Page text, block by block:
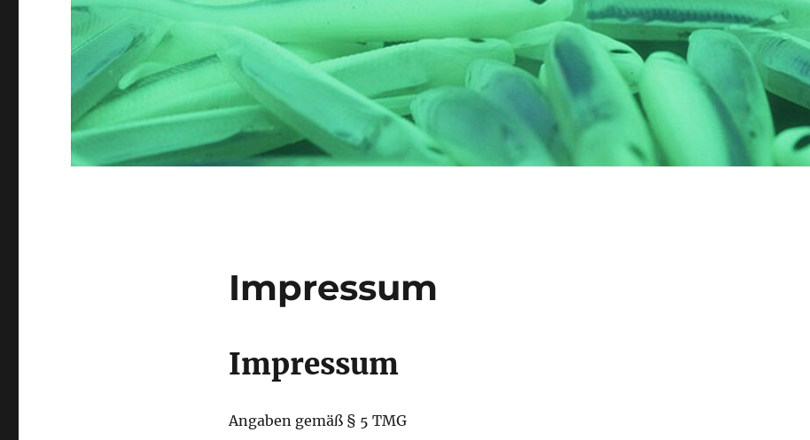
Impressum
Impressum
Angaben gemäß § 5 TMG